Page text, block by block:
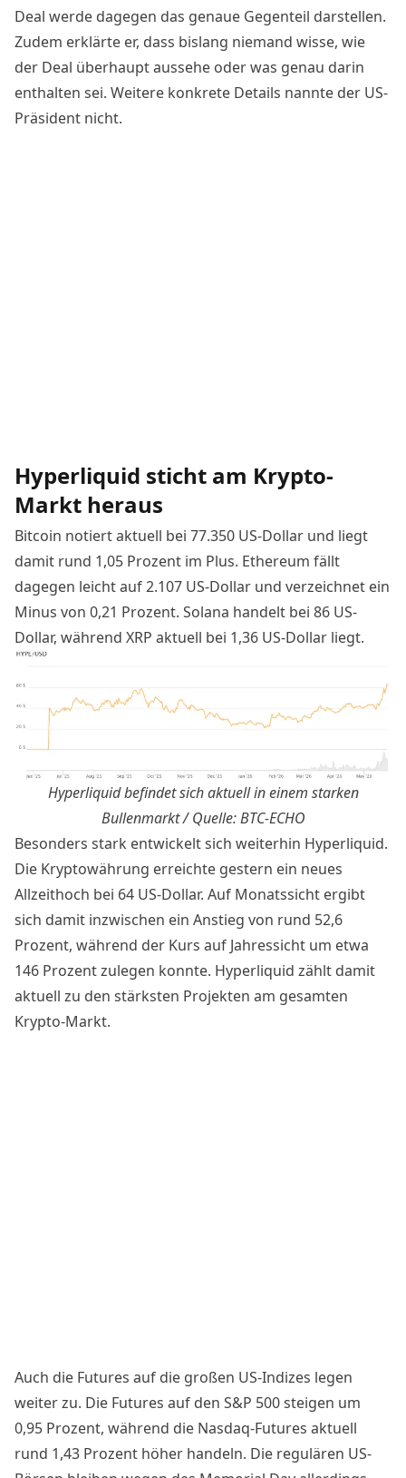
Deal werde dagegen das genaue Gegenteil darstellen.
Zudem erklärte er, dass bislang niemand wisse, wie
der Deal überhaupt aussehe oder was genau darin
enthalten sei. Weitere konkrete Details nannte der US-
Präsident nicht.
Hyperliquid sticht am Krypto-
Markt heraus
Bitcoin notiert aktuell bei 77.350 US-Dollar und liegt
damit rund 1,05 Prozent im Plus. Ethereum fällt
dagegen leicht auf 2.107 US-Dollar und verzeichnet ein
Minus von 0,21 Prozent. Solana handelt bei 86 US-
Dollar, während XRP aktuell bei 1,36 US-Dollar liegt.
Hyperliquid befindet sich aktuell in einem starken
Bullenmarkt / Quelle: BTC-ECHO
Besonders stark entwickelt sich weiterhin Hyperliquid.
Die Kryptowährung erreichte gestern ein neues
Allzeithoch bei 64 US-Dollar. Auf Monatssicht ergibt
sich damit inzwischen ein Anstieg von rund 52,6
Prozent, während der Kurs auf Jahressicht um etwa
146 Prozent zulegen konnte. Hyperliquid zählt damit
aktuell zu den stärksten Projekten am gesamten
Krypto-Markt.
Auch die Futures auf die großen US-Indizes legen
weiter zu. Die Futures auf den S&P 500 steigen um
0,95 Prozent, während die Nasdaq-Futures aktuell
rund 1,43 Prozent höher handeln. Die regulären US-